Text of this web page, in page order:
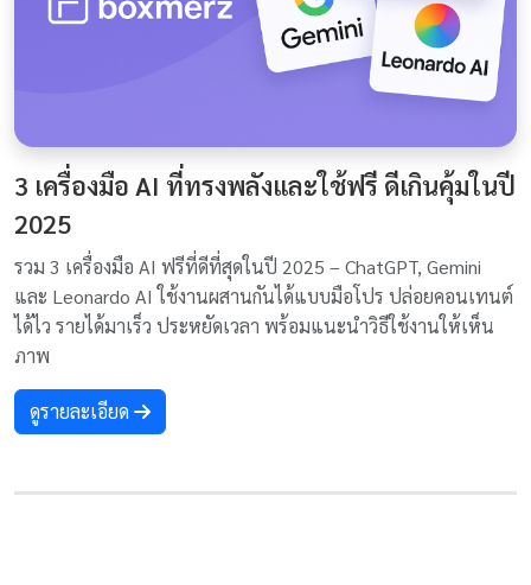
3 เครื่องมือ AI ที่ทรงพลังและใช้ฟรี ดีเกินคุ้มในปี
2025
รวม 3 เครื่องมือ AI ฟรีที่ดีที่สุดในปี 2025 – ChatGPT, Gemini
และ Leonardo AI ใช้งานผสานกันได้แบบมือโปร ปล่อยคอนเทนต์
ได้ไว รายได้มาเร็ว ประหยัดเวลา พร้อมแนะนำวิธีใช้งานให้เห็น
ภาพ
ดูรายละเอียด